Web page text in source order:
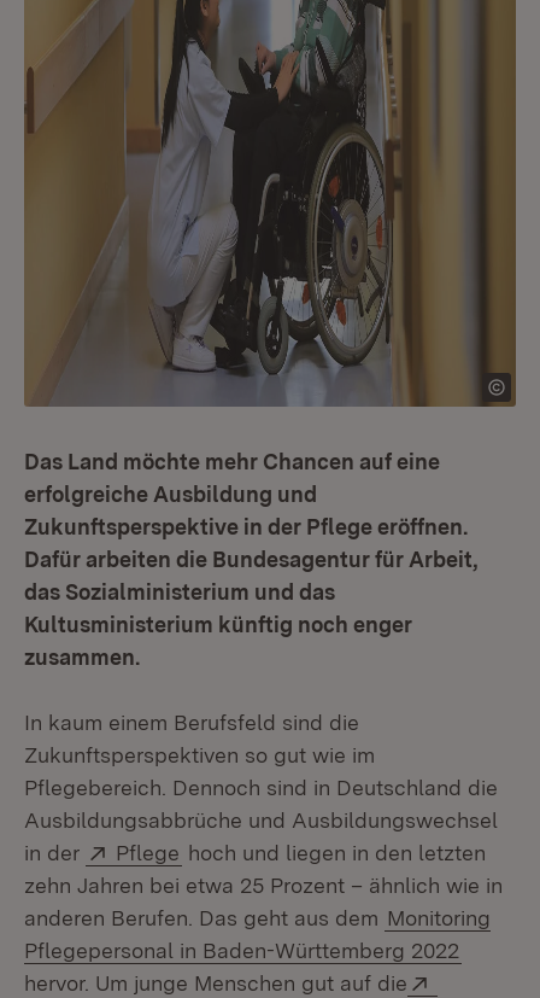
Das Land möchte mehr Chancen auf eine
erfolgreiche Ausbildung und
Zukunftsperspektive in der Pflege eröffnen.
Dafür arbeiten die Bundesagentur für Arbeit,
das Sozialministerium und das
Kultusministerium künftig noch enger
zusammen.
In kaum einem Berufsfeld sind die
Zukunftsperspektiven so gut wie im
Pflegebereich. Dennoch sind in Deutschland die
Ausbildungsabbrüche und Ausbildungswechsel
in der
Extern:
Pflege (Öffnet in neuem Fenster)
hoch und liegen in den letzten
zehn Jahren bei etwa 25 Prozent – ähnlich wie in
anderen Berufen. Das geht aus dem Monitoring
Pflegepersonal in Baden-Württemberg 2022
hervor. Um junge Menschen gut auf die